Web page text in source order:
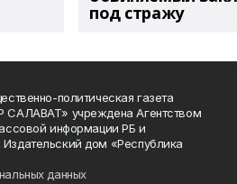
под стражу
политическая газета
САЛАВАТ» учреждена Агентством
информации РБ и
дом «Республика
данных